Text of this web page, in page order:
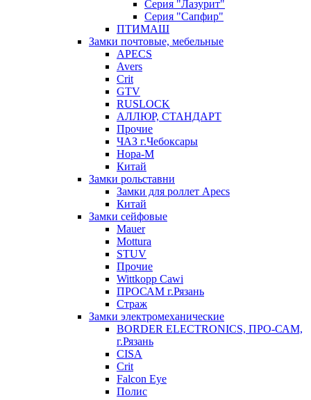
Серия "Лазурит"
Серия "Сапфир"
ПТИМАШ
Замки почтовые, мебельные
APECS
Avers
Crit
GTV
RUSLOCK
АЛЛЮР, СТАНДАРТ
Прочие
ЧАЗ г.Чебоксары
Нора-М
Китай
Замки рольставни
Замки для роллет Apecs
Китай
Замки сейфовые
Mauer
Mottura
STUV
Прочие
Wittkopp Cawi
ПРОСАМ г.Рязань
Страж
Замки электромеханические
BORDER ELECTRONICS, ПРО-САМ,
г.Рязань
CISA
Crit
Falcon Eye
Полис